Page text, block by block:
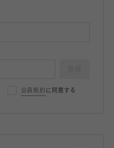
会員規約 に同意する